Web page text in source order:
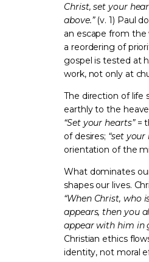
Christ, set your
above.”(v. 1) Paul
an escape from
a reordering of
gospel is tested at
work, not only at
The direction of life
earthly to the
“Set your hearts”=
of desires; “set your
orientation of the
What dominates
shapes our lives.
“When Christ, who
appears, then you
appear with him in
Christian ethics
identity, not moral